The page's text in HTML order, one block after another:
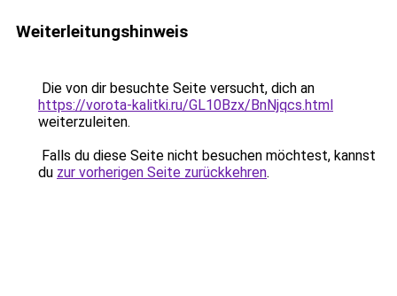
Weiterleitungshinweis
Die von dir besuchte Seite versucht, dich an
https://vorota-kalitki.ru/GL10Bzx/BnNjqcs.html
weiterzuleiten.
Falls du diese Seite nicht besuchen möchtest, kannst
du zur vorherigen Seite zurückkehren.